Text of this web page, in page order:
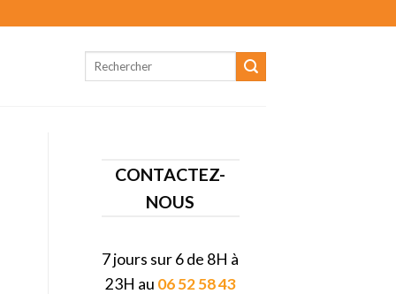
CONTACTEZ-
NOUS
7 jours sur 6 de 8H à
23H au 06 52 58 43